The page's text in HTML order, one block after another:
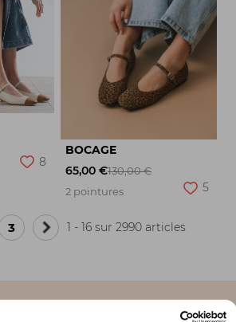
8
BOCAGE
65,00 €130,00 €
2 pointures
5
3
Page
1 - 16 sur 2990 articles